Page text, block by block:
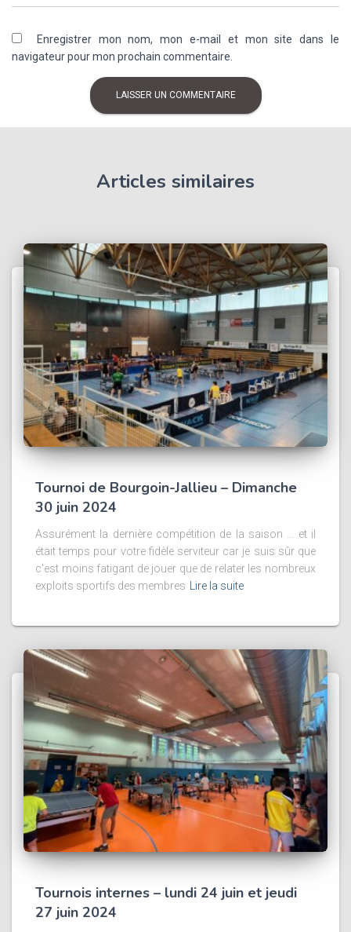
Enregistrer mon nom, mon e-mail et mon site dans le
navigateur pour mon prochain commentaire.
Articles similaires
Tournoi de Bourgoin-Jallieu – Dimanche
30 juin 2024
Assurément la dernière compétition de la saison … et il
était temps pour votre fidèle serviteur car je suis sûr que
c’est moins fatigant de jouer que de relater les nombreux
exploits sportifs des membres
Lire la suite
Tournois internes – lundi 24 juin et jeudi
27 juin 2024